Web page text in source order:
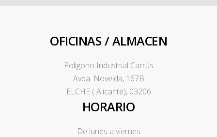
OFICINAS / ALMACEN
Poligono Industrial Carrús
Avda. Novelda, 167B
ELCHE ( Alicante), 03206
HORARIO
De lunes a viernes